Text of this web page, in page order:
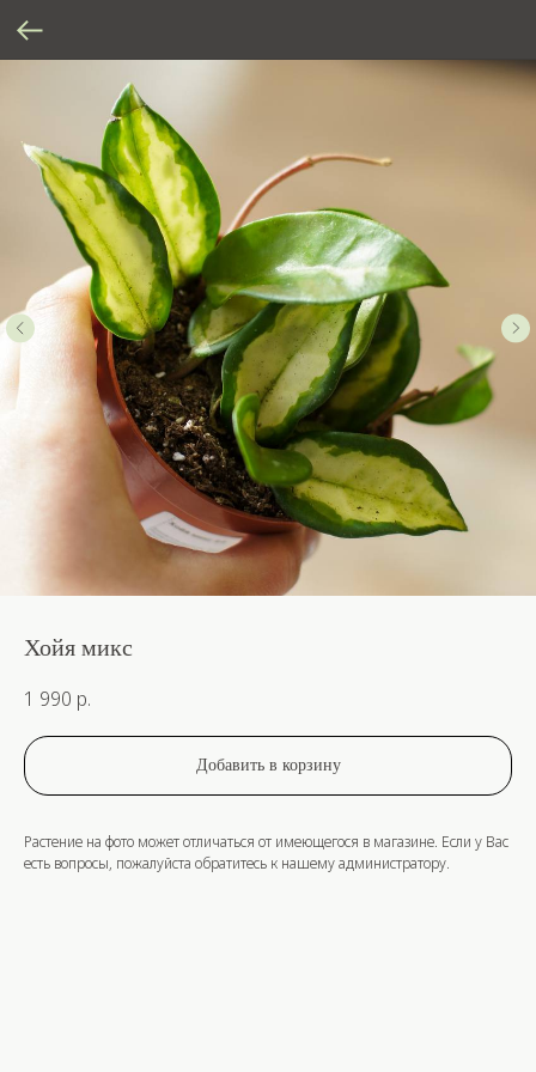
Хойя микс
1 990 р.
Добавить в корзину
Растение на фото может отличаться от имеющегося в магазине. Если у Вас
есть вопросы, пожалуйста обратитесь к нашему администратору.